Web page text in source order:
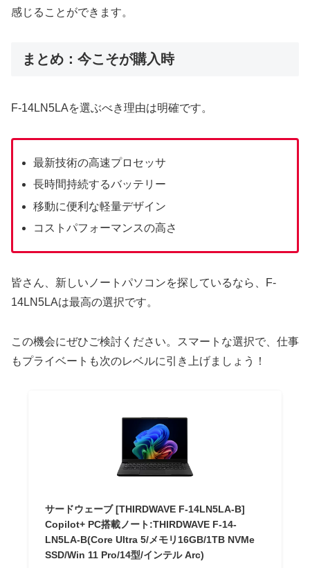
感じることができます。
まとめ：今こそが購入時
F-14LN5LAを選ぶべき理由は明確です。
最新技術の高速プロセッサ
長時間持続するバッテリー
移動に便利な軽量デザイン
コストパフォーマンスの高さ
皆さん、新しいノートパソコンを探しているなら、F-
14LN5LAは最高の選択です。
この機会にぜひご検討ください。スマートな選択で、仕事
もプライベートも次のレベルに引き上げましょう！
サードウェーブ [THIRDWAVE F-14LN5LA-B]
Copilot+ PC搭載ノート:THIRDWAVE F-14-
LN5LA-B(Core Ultra 5/メモリ16GB/1TB NVMe
SSD/Win 11 Pro/14型/インテル Arc)